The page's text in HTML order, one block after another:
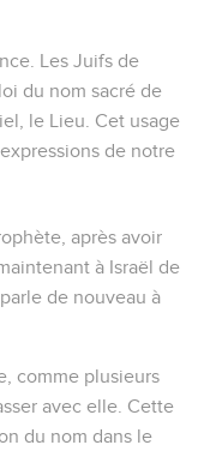
Les Juifs de
du nom sacré de
, le Lieu . Cet usage
de notre
après avoir
à Israël de
de nouveau à
, comme plusieurs
avec elle. Cette
du nom dans le